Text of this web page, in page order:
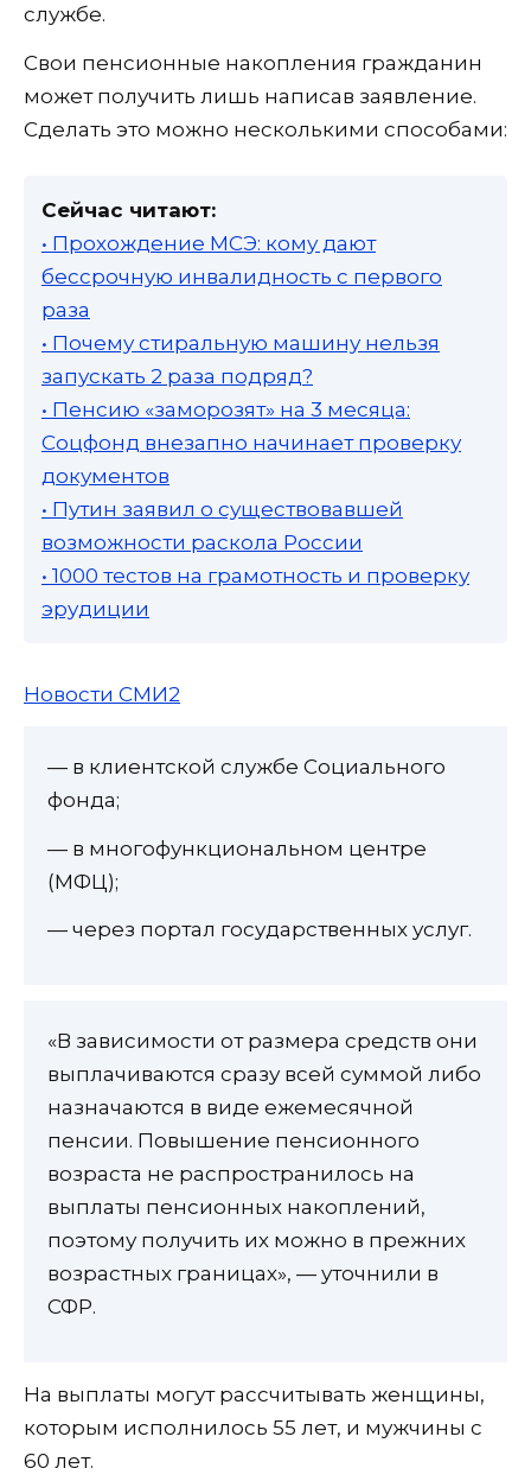
службе.
Свои пенсионные накопления гражданин
может получить лишь написав заявление.
Сделать это можно несколькими способами:
Сейчас читают:
• Прохождение МСЭ: кому дают
бессрочную инвалидность с первого
раза
• Почему стиральную машину нельзя
запускать 2 раза подряд?
• Пенсию «заморозят» на 3 месяца:
Соцфонд внезапно начинает проверку
документов
• Путин заявил о существовавшей
возможности раскола России
• 1000 тестов на грамотность и проверку
эрудиции
Новости СМИ2
— в клиентской службе Социального
фонда;
— в многофункциональном центре
(МФЦ);
— через портал государственных услуг.
«В зависимости от размера средств они
выплачиваются сразу всей суммой либо
назначаются в виде ежемесячной
пенсии. Повышение пенсионного
возраста не распространилось на
выплаты пенсионных накоплений,
поэтому получить их можно в прежних
возрастных границах», — уточнили в
СФР.
На выплаты могут рассчитывать женщины,
которым исполнилось 55 лет, и мужчины с
60 лет.